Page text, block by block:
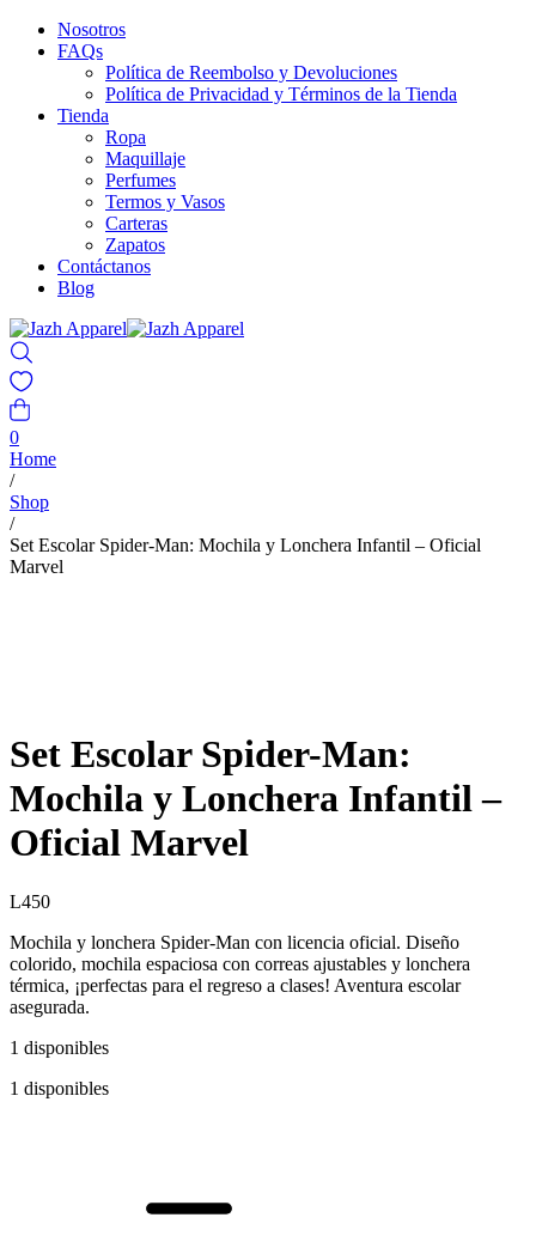
Nosotros
FAQs
Política de Reembolso y Devoluciones
Política de Privacidad y Términos de la Tienda
Tienda
Ropa
Maquillaje
Perfumes
Termos y Vasos
Carteras
Zapatos
Contáctanos
Blog
0
Home
/
Shop
/
Set Escolar Spider-Man: Mochila y Lonchera Infantil – Oficial
Marvel
Set Escolar Spider-Man:
Mochila y Lonchera Infantil –
Oficial Marvel
L450
Mochila y lonchera Spider-Man con licencia oficial. Diseño
colorido, mochila espaciosa con correas ajustables y lonchera
térmica, ¡perfectas para el regreso a clases! Aventura escolar
asegurada.
1 disponibles
1 disponibles